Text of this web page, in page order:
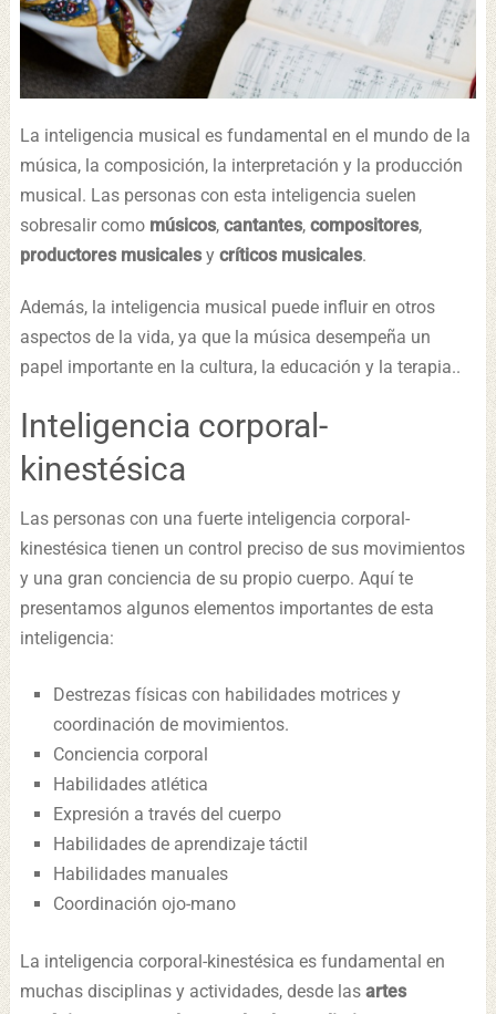
La inteligencia musical es fundamental en el mundo de la
música, la composición, la interpretación y la producción
musical. Las personas con esta inteligencia suelen
sobresalir como músicos, cantantes, compositores,
productores musicalesy críticos musicales.
Además, la inteligencia musical puede influir en otros
aspectos de la vida, ya que la música desempeña un
papel importante en la cultura, la educación y la terapia..
Inteligencia corporal-
kinestésica
Las personas con una fuerte inteligencia corporal-
kinestésica tienen un control preciso de sus movimientos
y una gran conciencia de su propio cuerpo. Aquí te
presentamos algunos elementos importantes de esta
inteligencia:
Destrezas físicas con habilidades motrices y
coordinación de movimientos.
Conciencia corporal
Habilidades atlética
Expresión a través del cuerpo
Habilidades de aprendizaje táctil
Habilidades manuales
Coordinación ojo-mano
La inteligencia corporal-kinestésica es fundamental en
muchas disciplinas y actividades, desde las artes